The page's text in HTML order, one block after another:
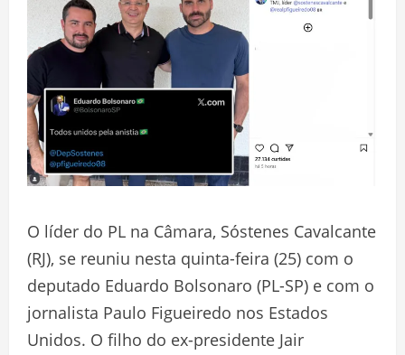
O líder do PL na Câmara, Sóstenes Cavalcante
(RJ), se reuniu nesta quinta-feira (25) com o
deputado Eduardo Bolsonaro (PL-SP) e com o
jornalista Paulo Figueiredo nos Estados
Unidos. O filho do ex-presidente Jair